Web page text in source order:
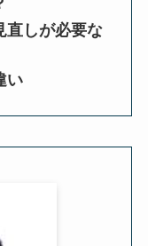
直しが必要な
い